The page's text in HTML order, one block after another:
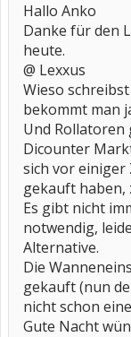
Hallo Anko
Danke für den
heute.
@ Lexxus
Wieso
bekommt man
Und Rollatoren
Dicounter
sich vor einiger
gekauft haben,
Es gibt nicht
notwendig,
Alternative.
Die
gekauft (nun
nicht schon
Gute Nacht